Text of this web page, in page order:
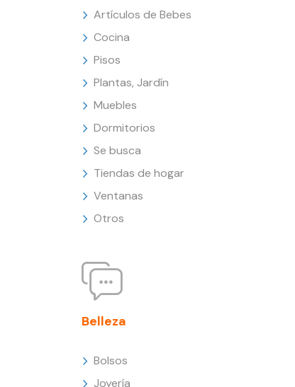
Artículos de Bebes
Cocina
Pisos
Plantas, Jardín
Muebles
Dormitorios
Se busca
Tiendas de hogar
Ventanas
Otros
Belleza
Bolsos
Joyería